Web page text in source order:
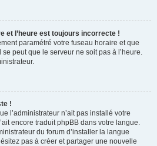
et l’heure est toujours incorrecte !
paramétré votre fuseau horaire et que
se peut que le serveur ne soit pas à l’heure.
!
l’administrateur n’ait pas installé votre
encore traduit phpBB dans votre langue.
du forum d’installer la langue
pas à créer et partager une nouvelle